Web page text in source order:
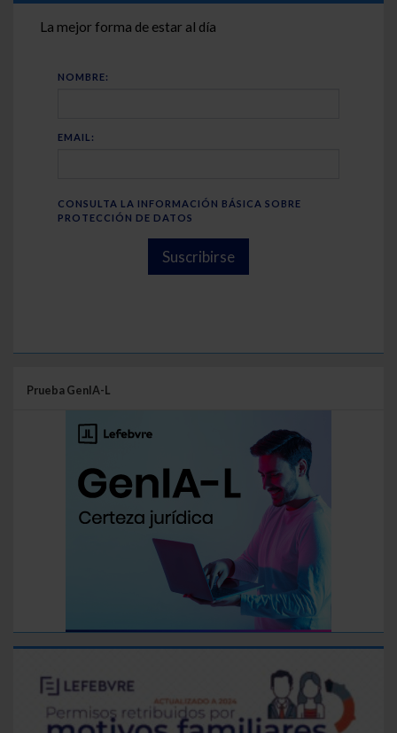
La mejor forma de estar al día
NOMBRE:
EMAIL:
CONSULTA LA INFORMACIÓN BÁSICA SOBRE
PROTECCIÓN DE DATOS
Suscribirse
Prueba GenIA-L